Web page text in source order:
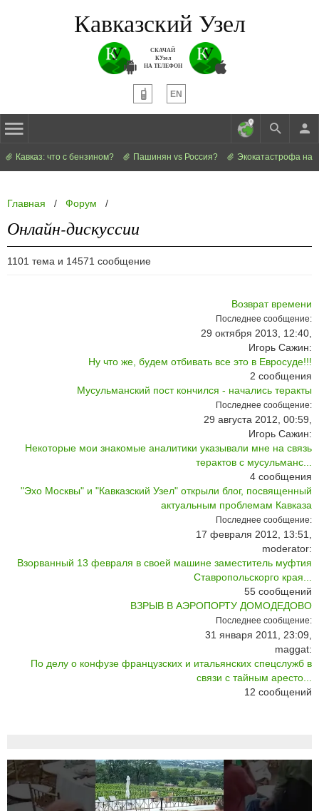
Кавказский Узел
СКАЧАЙ
КУзел
НА ТЕЛЕФОН
EN
Кавказ: что с бензином? Пашинян vs Россия? Экокатастрофа на
Главная / Форум /
Онлайн-дискуссии
1101 тема и 14571 сообщение
Возврат времени
Последнее сообщение:
29 октября 2013, 12:40,
Игорь Сажин:
Ну что же, будем отбивать все это в Евросуде!!!
2 сообщения
Мусульманский пост кончился - начались теракты
Последнее сообщение:
29 августа 2012, 00:59,
Игорь Сажин:
Некоторые мои знакомые аналитики указывали мне на связь
терактов с мусульманс...
4 сообщения
"Эхо Москвы" и "Кавказский Узел" открыли блог, посвященный
актуальным проблемам Кавказа
Последнее сообщение:
17 февраля 2012, 13:51,
moderator:
Взорванный 13 февраля в своей машине заместитель муфтия
Ставропольскорго края...
55 сообщений
ВЗРЫВ В АЭРОПОРТУ ДОМОДЕДОВО
Последнее сообщение:
31 января 2011, 23:09,
maggat:
По делу о конфузе французских и итальянских спецслужб в
связи с тайным аресто...
12 сообщений